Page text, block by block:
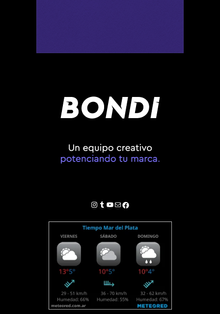
Instagram
Tumblr
YouTube
Correo electrónico
Facebook